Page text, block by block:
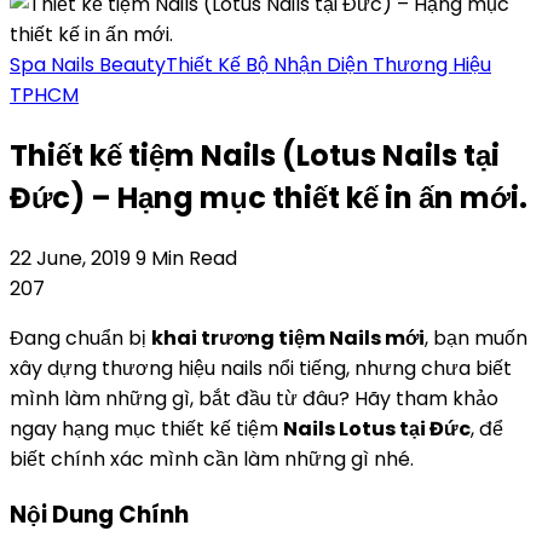
Spa Nails BeautyThiết Kế Bộ Nhận Diện Thương Hiệu
TPHCM
Thiết kế tiệm Nails (Lotus Nails tại
Đức) – Hạng mục thiết kế in ấn mới.
22 June, 20199 Min Read
207
Đang chuẩn bị khai trương tiệm Nails mới, bạn muốn
xây dựng thương hiệu nails nổi tiếng, nhưng chưa biết
mình làm những gì, bắt đầu từ đâu? Hãy tham khảo
ngay hạng mục thiết kế tiệm Nails Lotus tại Đức, để
biết chính xác mình cần làm những gì nhé.
Nội Dung Chính